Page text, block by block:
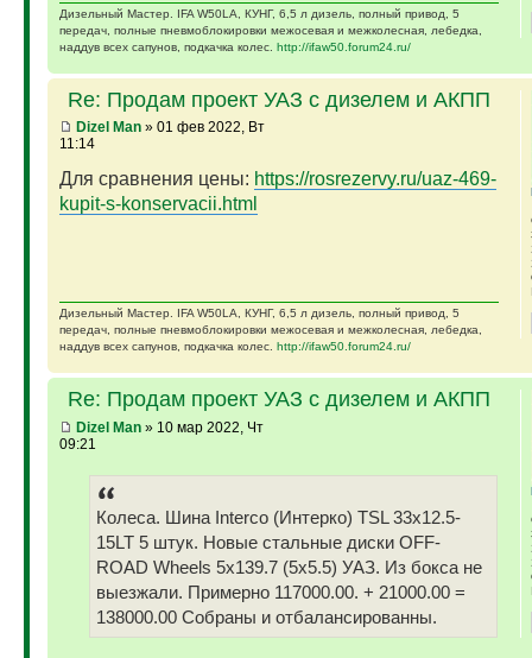
Дизельный Мастер. IFA W50LA, КУНГ, 6,5 л дизель, полный привод, 5
передач, полные пневмоблокировки межосевая и межколесная, лебедка,
наддув всех сапунов, подкачка колес. http://ifaw50.forum24.ru/
Re: Продам проект УАЗ с дизелем и АКПП
Dizel Man» 01 фев 2022, Вт
11:14
Для сравнения цены: https://rosrezervy.ru/uaz-469-
kupit-s-konservacii.html
Дизельный Мастер. IFA W50LA, КУНГ, 6,5 л дизель, полный привод, 5
передач, полные пневмоблокировки межосевая и межколесная, лебедка,
наддув всех сапунов, подкачка колес. http://ifaw50.forum24.ru/
Re: Продам проект УАЗ с дизелем и АКПП
Dizel Man» 10 мар 2022, Чт
09:21
Колеса. Шина Interco (Интерко) TSL 33x12.5-
15LT 5 штук. Новые стальные диски OFF-
ROAD Wheels 5x139.7 (5x5.5) УАЗ. Из бокса не
выезжали. Примерно 117000.00. + 21000.00 =
138000.00 Собраны и отбалансированны.